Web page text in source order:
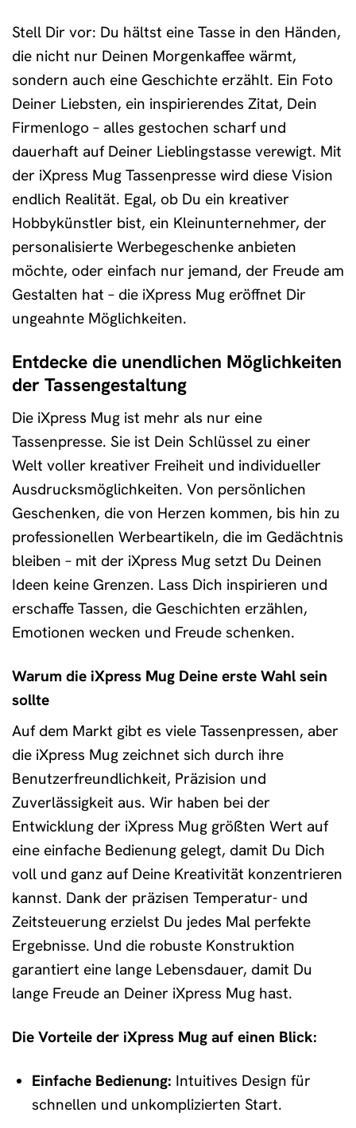
Stell Dir vor: Du hältst eine Tasse in den Händen,
die nicht nur Deinen Morgenkaffee wärmt,
sondern auch eine Geschichte erzählt. Ein Foto
Deiner Liebsten, ein inspirierendes Zitat, Dein
Firmenlogo – alles gestochen scharf und
dauerhaft auf Deiner Lieblingstasse verewigt. Mit
der iXpress Mug Tassenpresse wird diese Vision
endlich Realität. Egal, ob Du ein kreativer
Hobbykünstler bist, ein Kleinunternehmer, der
personalisierte Werbegeschenke anbieten
möchte, oder einfach nur jemand, der Freude am
Gestalten hat – die iXpress Mug eröffnet Dir
ungeahnte Möglichkeiten.
Entdecke die unendlichen Möglichkeiten
der Tassengestaltung
Die iXpress Mug ist mehr als nur eine
Tassenpresse. Sie ist Dein Schlüssel zu einer
Welt voller kreativer Freiheit und individueller
Ausdrucksmöglichkeiten. Von persönlichen
Geschenken, die von Herzen kommen, bis hin zu
professionellen Werbeartikeln, die im Gedächtnis
bleiben – mit der iXpress Mug setzt Du Deinen
Ideen keine Grenzen. Lass Dich inspirieren und
erschaffe Tassen, die Geschichten erzählen,
Emotionen wecken und Freude schenken.
Warum die iXpress Mug Deine erste Wahl sein
sollte
Auf dem Markt gibt es viele Tassenpressen, aber
die iXpress Mug zeichnet sich durch ihre
Benutzerfreundlichkeit, Präzision und
Zuverlässigkeit aus. Wir haben bei der
Entwicklung der iXpress Mug größten Wert auf
eine einfache Bedienung gelegt, damit Du Dich
voll und ganz auf Deine Kreativität konzentrieren
kannst. Dank der präzisen Temperatur- und
Zeitsteuerung erzielst Du jedes Mal perfekte
Ergebnisse. Und die robuste Konstruktion
garantiert eine lange Lebensdauer, damit Du
lange Freude an Deiner iXpress Mug hast.
Die Vorteile der iXpress Mug auf einen Blick:
Einfache Bedienung: Intuitives Design für
schnellen und unkomplizierten Start.